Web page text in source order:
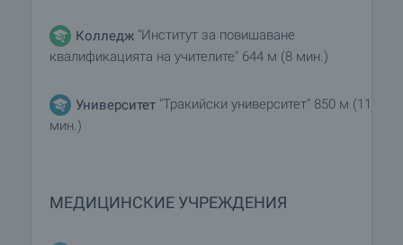
Колледж "Институт за повишаване
квалификацията на учителите" 644 м (8 мин.)
Университет "Тракийски университет" 850 м (11
мин.)
МЕДИЦИНСКИЕ УЧРЕЖДЕНИЯ